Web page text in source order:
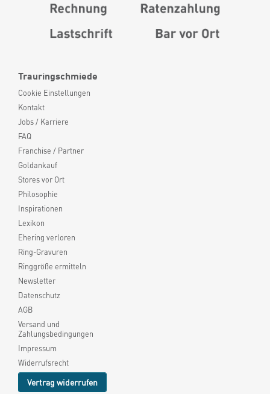
Trauringschmiede
Cookie Einstellungen
Kontakt
Jobs / Karriere
FAQ
Franchise / Partner
Goldankauf
Stores vor Ort
Philosophie
Inspirationen
Lexikon
Ehering verloren
Ring-Gravuren
Ringgröße ermitteln
Newsletter
Datenschutz
AGB
Versand und
Zahlungsbedingungen
Impressum
Widerrufsrecht
Vertrag widerrufen